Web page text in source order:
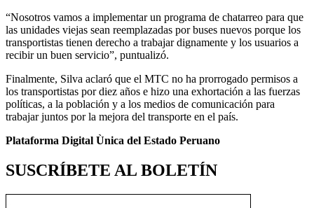
“Nosotros vamos a implementar un programa de chatarreo para que
las unidades viejas sean reemplazadas por buses nuevos porque los
transportistas tienen derecho a trabajar dignamente y los usuarios a
recibir un buen servicio”, puntualizó.
Finalmente, Silva aclaró que el MTC no ha prorrogado permisos a
los transportistas por diez años e hizo una exhortación a las fuerzas
políticas, a la población y a los medios de comunicación para
trabajar juntos por la mejora del transporte en el país.
Plataforma Digital Ùnica del Estado Peruano
SUSCRÍBETE AL BOLETÍN